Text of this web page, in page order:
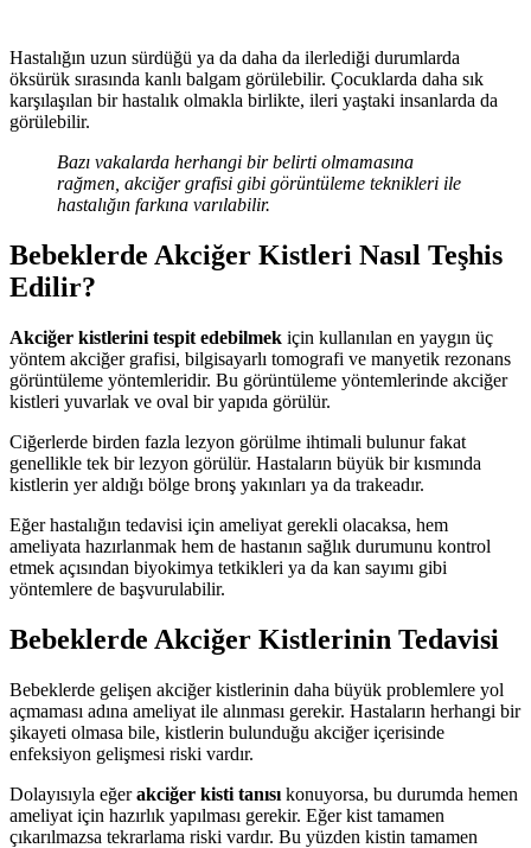
Hastalığın uzun sürdüğü ya da daha da ilerlediği durumlarda
öksürük sırasında kanlı balgam görülebilir. Çocuklarda daha sık
karşılaşılan bir hastalık olmakla birlikte, ileri yaştaki insanlarda da
görülebilir.
Bazı vakalarda herhangi bir belirti olmamasına
rağmen, akciğer grafisi gibi görüntüleme teknikleri ile
hastalığın farkına varılabilir.
Bebeklerde Akciğer Kistleri Nasıl Teşhis
Edilir?
Akciğer kistlerini tespit edebilmek için kullanılan en yaygın üç
yöntem akciğer grafisi, bilgisayarlı tomografi ve manyetik rezonans
görüntüleme yöntemleridir. Bu görüntüleme yöntemlerinde akciğer
kistleri yuvarlak ve oval bir yapıda görülür.
Ciğerlerde birden fazla lezyon görülme ihtimali bulunur fakat
genellikle tek bir lezyon görülür. Hastaların büyük bir kısmında
kistlerin yer aldığı bölge bronş yakınları ya da trakeadır.
Eğer hastalığın tedavisi için ameliyat gerekli olacaksa, hem
ameliyata hazırlanmak hem de hastanın sağlık durumunu kontrol
etmek açısından biyokimya tetkikleri ya da kan sayımı gibi
yöntemlere de başvurulabilir.
Bebeklerde Akciğer Kistlerinin Tedavisi
Bebeklerde gelişen akciğer kistlerinin daha büyük problemlere yol
açmaması adına ameliyat ile alınması gerekir. Hastaların herhangi bir
şikayeti olmasa bile, kistlerin bulunduğu akciğer içerisinde
enfeksiyon gelişmesi riski vardır.
Dolayısıyla eğerakciğer kisti tanısı konuyorsa, bu durumda hemen
ameliyat için hazırlık yapılması gerekir. Eğer kist tamamen
çıkarılmazsa tekrarlama riski vardır. Bu yüzden kistin tamamen